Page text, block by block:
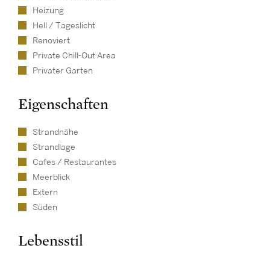
Heizung
Hell / Tageslicht
Renoviert
Private Chill-Out Area
Privater Garten
Eigenschaften
Strandnähe
Strandlage
Cafes / Restaurantes
Meerblick
Extern
Süden
Lebensstil